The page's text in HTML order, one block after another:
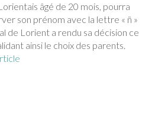
âgé de 20 mois, pourra
son prénom avec la lettre « ñ »
de Lorient a rendu sa décision ce
ainsi le choix des parents.